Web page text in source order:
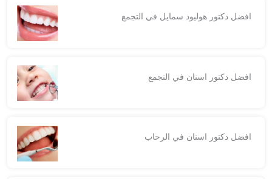
افضل دكتور هوليود سمايل في التجمع
افضل دكتور اسنان في التجمع
افضل دكتور اسنان في الرحاب